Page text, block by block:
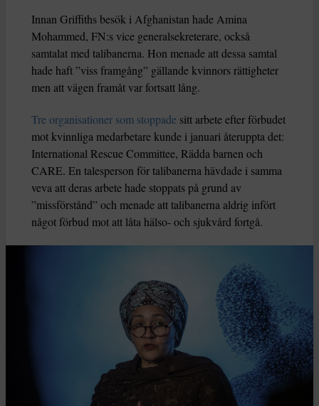
Innan Griffiths besök i Afghanistan hade Amina
Mohammed, FN:s vice generalsekreterare, också
samtalat med talibanerna. Hon menade att dessa samtal
hade haft ”viss framgång” gällande kvinnors rättigheter
men att vägen framåt var fortsatt lång.
Tre organisationer som stoppade sitt arbete efter förbudet
mot kvinnliga medarbetare kunde i januari återuppta det:
International Rescue Committee, Rädda barnen och
CARE. En talesperson för talibanerna hävdade i samma
veva att deras arbete hade stoppats på grund av
”missförstånd” och menade att talibanerna aldrig infört
något förbud mot att låta hälso- och sjukvård fortgå.